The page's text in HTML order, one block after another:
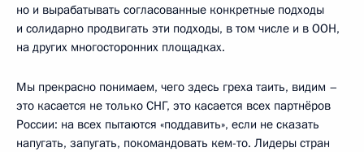
но и вырабатывать согласованные конкретные подходы
и солидарно продвигать эти подходы, в том числе и в ООН,
на других многосторонних площадках.
Мы прекрасно понимаем, чего здесь греха таить, видим –
это касается не только СНГ, это касается всех партнёров
России: на всех пытаются «поддавить», если не сказать
напугать, запугать, покомандовать кем-то. Лидеры стран